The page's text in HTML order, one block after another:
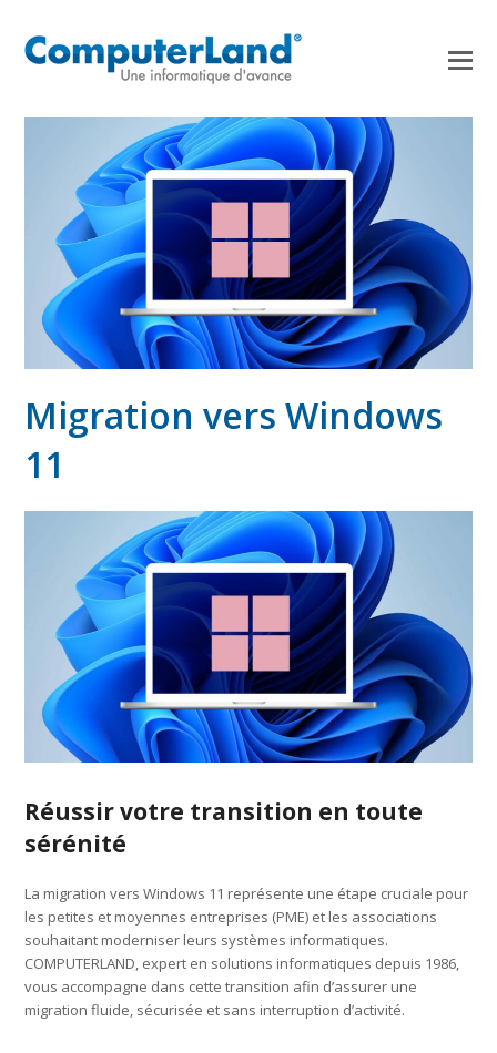
Migration vers Windows
11
Réussir votre transition en toute
sérénité
La migration vers Windows 11 représente une étape cruciale pour
les petites et moyennes entreprises (PME) et les associations
souhaitant moderniser leurs systèmes informatiques.
COMPUTERLAND, expert en solutions informatiques depuis 1986,
vous accompagne dans cette transition afin d’assurer une
migration fluide, sécurisée et sans interruption d’activité.